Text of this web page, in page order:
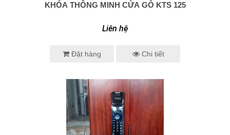
0938 414 005
KHÓA THÔNG MINH CỬA GỖ KTS 125
Liên hệ
Đặt hàng Chi tiết